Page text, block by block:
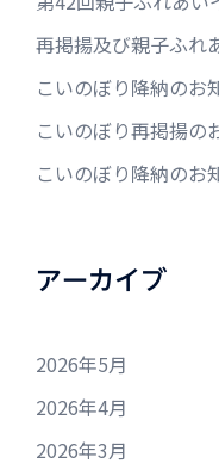
再掲揚及び親子ふれ
こいのぼり降納のお
こいのぼり再掲揚の
こいのぼり降納のお
アーカイブ
2026年5月
2026年4月
2026年3月